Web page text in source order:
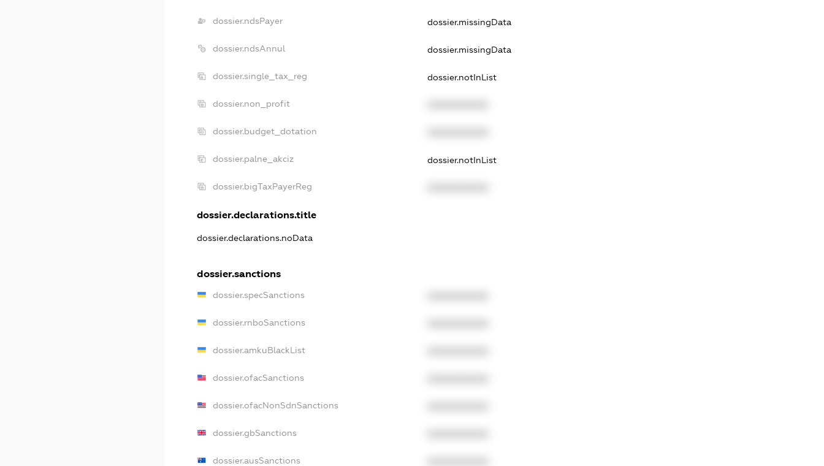
dossier.ndsPayer dossier.missingData
dossier.ndsAnnul dossier.missingData
dossier.single_tax_reg dossier.notInList
dossier.non_profit
dossier.budget_dotation
dossier.palne_akciz dossier.notInList
dossier.bigTaxPayerReg
dossier.declarations.title
dossier.declarations.noData
dossier.sanctions
dossier.specSanctions
dossier.rnboSanctions
dossier.amkuBlackList
dossier.ofacSanctions
dossier.ofacNonSdnSanctions
dossier.gbSanctions
dossier.ausSanctions